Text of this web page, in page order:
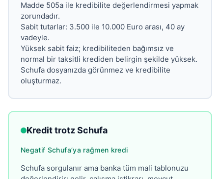
Madde 505a ile kredibilite değerlendirmesi yapmak
zorundadır.
Sabit tutarlar: 3.500 ile 10.000 Euro arası, 40 ay
vadeyle.
Yüksek sabit faiz; kredibiliteden bağımsız ve
normal bir taksitli krediden belirgin şekilde yüksek.
Schufa dosyanızda görünmez ve kredibilite
oluşturmaz.
Kredit trotz Schufa
Negatif Schufa’ya rağmen kredi
Schufa sorgulanır ama banka tüm mali tablonuzu